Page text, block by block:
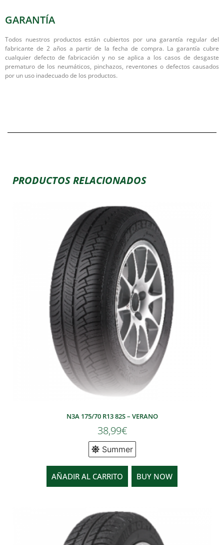
GARANTÍA
Todos nuestros productos están cubiertos por una garantía regular del
fabricante de 2 años a partir de la fecha de compra. La garantía cubre
cualquier defecto de fabricación y no se aplica a los casos de desgaste
prematuro de los neumáticos, pinchazos, reventones o defectos causados
por un uso inadecuado de los productos.
PRODUCTOS RELACIONADOS
N3A 175/70 R13 82S – VERANO
38,99€
Summer
AÑADIR AL CARRITO BUY NOW